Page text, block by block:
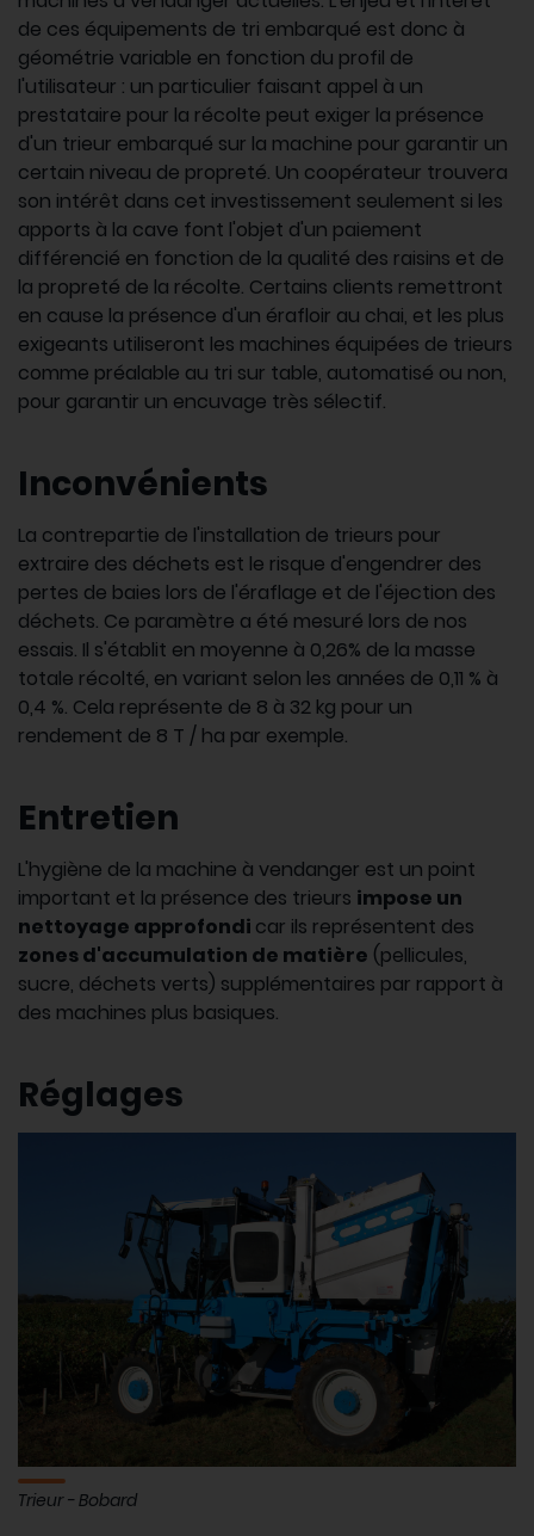
de ces équipements de tri embarqué est donc à
géométrie variable en fonction du profil de
l'utilisateur : un particulier faisant appel à un
prestataire pour la récolte peut exiger la présence
d'un trieur embarqué sur la machine pour garantir un
certain niveau de propreté. Un coopérateur trouvera
son intérêt dans cet investissement seulement si les
apports à la cave font l'objet d'un paiement
différencié en fonction de la qualité des raisins et de
la propreté de la récolte. Certains clients remettront
en cause la présence d'un érafloir au chai, et les plus
exigeants utiliseront les machines équipées de trieurs
comme préalable au tri sur table, automatisé ou non,
pour garantir un encuvage très sélectif.
Inconvénients
La contrepartie de l'installation de trieurs pour
extraire des déchets est le risque d'engendrer des
pertes de baies lors de l'éraflage et de l'éjection des
déchets. Ce paramètre a été mesuré lors de nos
essais. Il s'établit en moyenne à 0,26% de la masse
totale récolté, en variant selon les années de 0,11 % à
0,4 %. Cela représente de 8 à 32 kg pour un
rendement de 8 T / ha par exemple.
Entretien
L'hygiène de la machine à vendanger est un point
important et la présence des trieurs impose un
nettoyage approfondi car ils représentent des
zones d'accumulation de matière (pellicules,
sucre, déchets verts) supplémentaires par rapport à
des machines plus basiques.
Réglages
Trieur - Bobard